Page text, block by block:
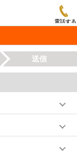
電話する
送信